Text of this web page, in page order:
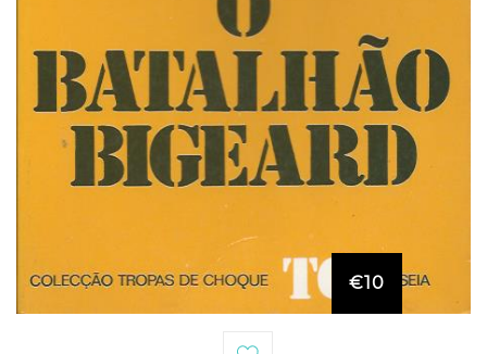
€10